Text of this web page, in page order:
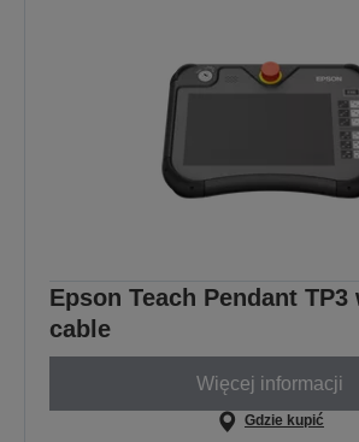
Epson Teach Pendant TP3
cable
Więcej informacji
Gdzie kupić